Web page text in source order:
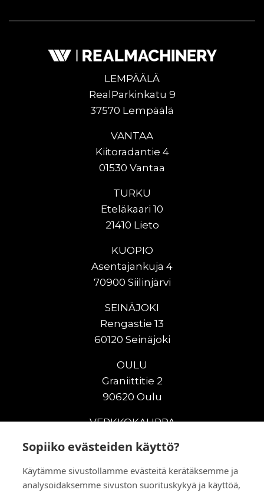
Sopiiko evästeiden käyttö?
Käytämme sivustollamme evästeitä kerätäksemme ja
analysoidaksemme sivuston suorituskykyä ja käyttöä,
LEMPÄÄLÄ
RealParkinkatu 9
37570 Lempäälä
VANTAA
Kiitoradantie 4
01530 Vantaa
TURKU
Eteläkaari 10
21410 Lieto
KUOPIO
Asentajankuja 4
70900 Siilinjärvi
SEINÄJOKI
Rengastie 13
60120 Seinäjoki
OULU
Graniittitie 2
90620 Oulu
VERKKOKAUPPA
Uudet maanrakennuskoneet
Vuokrakoneet